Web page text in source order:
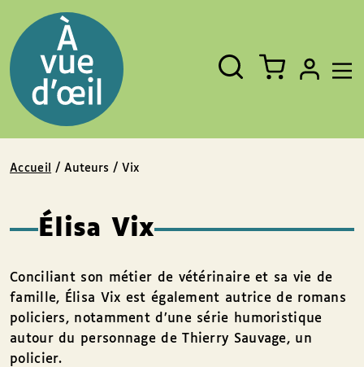
Fermer
Rechercher
un
livre,
un
auteur,
un
EAN
Accueil / Auteurs / Vix
Élisa Vix
Conciliant son métier de vétérinaire et sa vie de
famille, Élisa Vix est également autrice de romans
policiers, notamment d’une série humoristique
autour du personnage de Thierry Sauvage, un
policier.